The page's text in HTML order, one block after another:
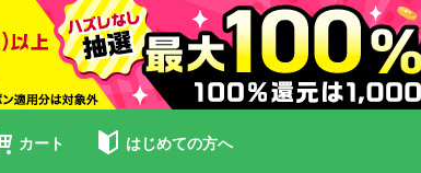
カート はじめての方へ